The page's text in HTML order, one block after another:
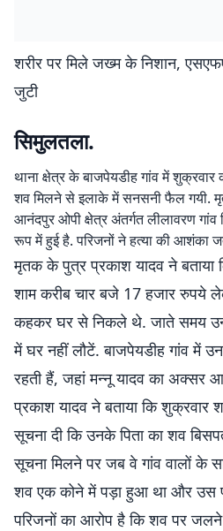
शरीर पर मिले जख्म के निशान,
जुटी
सिमुलतला.
थाना क्षेत्र के बाजपेयडीह गांव में शुक्रवार
शव मिलने से इलाके में सनसनी फैल गयी.
आनंदपुर ओपी क्षेत्र अंतर्गत लीलावरण गांव
रूप में हुई है. परिजनों ने हत्या की आशंका
मृतक के पुत्र प्रकाश यादव ने बताया
शाम करीब चार बजे 17 हजार रुपये
कहकर घर से निकले थे. जाते समय
में घर नहीं लौटें. बाजपेयडीह गांव में
रहती हैं, जहां मन्नू यादव का अक्सर
प्रकाश यादव ने बताया कि शुक्रवार
सूचना दी कि उनके पिता का शव
सूचना मिलने पर जब वे गांव वालों के
शव एक कोने में पड़ा हुआ था और उस
परिजनों का आरोप है कि शव पर